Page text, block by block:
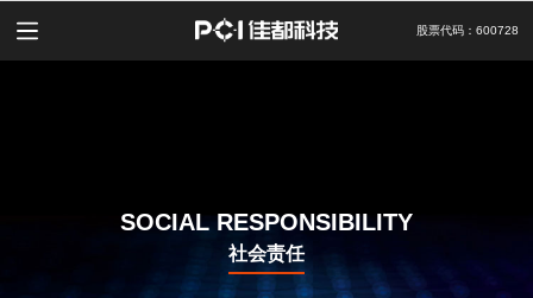
股票代码：600728
SOCIAL RESPONSIBILITY
社会责任